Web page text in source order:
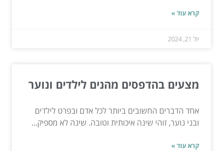
קרא עוד »
יול 21, 2024
מצעים בהדפסים מהנים לילדים ונוער
אחד הדברים החשובים ביותר לכל אדם ובפרט לילדים
ובני נוער, זוהי שינה איכותית וטובה. שינה לא מספיק...
קרא עוד »